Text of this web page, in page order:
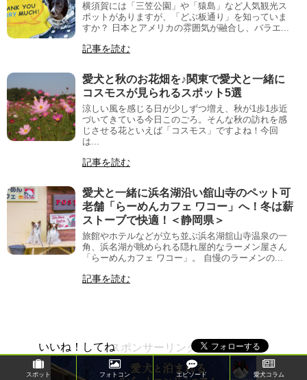
いいね！してね
横須賀には「三笠公園」や「猿島」など人気観光ス
ポットがありますが、「どぶ板通り」を知っていま
すか？ 日本とアメリカの雰囲気が融合し、バラエ...
記事を読む
愛犬と秋のお花畑を♪関東で愛犬と一緒に
コスモスが見られるスポット5選
涼しい風を感じる日が少しずつ増え、秋が1歩1歩近
づいてきている今日このごろ。そんな秋の訪れを感
じさせる花といえば「コスモス」ですよね！今回
は...
記事を読む
愛犬と一緒に浜名湖沿い舘山寺のペット可
老舗「らーめんカフェ ワコー」へ！冬は薪
ストーブで快適！＜静岡県＞
旅館やホテルなどが立ち並ぶ浜名湖舘山寺温泉の一
角、浜名湖が眺められる隠れ屋的なラーメン屋さん
「らーめんカフェ ワコー」。 自慢のラーメンの...
記事を読む
スポンサーリンク
スポット フォトコン エピソード 愛犬コラム